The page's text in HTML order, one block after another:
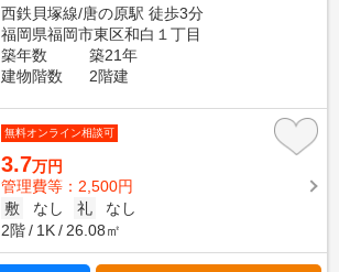
西鉄貝塚線/唐の原駅 徒歩3分
福岡県福岡市東区和白１丁目
築年数
築21年
建物階数
2階建
無料オンライン相談可
3.7万円
管理費等：2,500円
敷
なし 礼
なし
2階
1K 26.08㎡